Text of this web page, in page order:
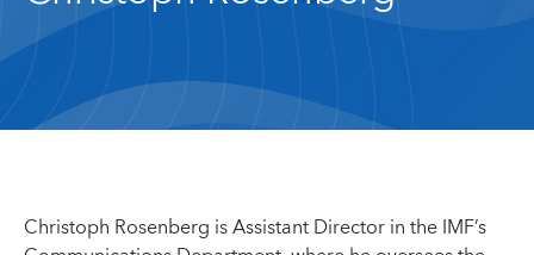
Christoph Rosenberg is Assistant Director in the IMF’s